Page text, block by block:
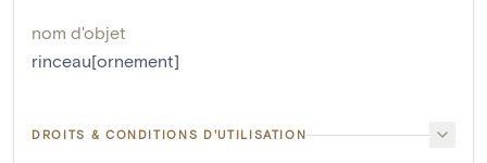
nom d'objet
rinceau[ornement]
DROITS & CONDITIONS D'UTILISATION